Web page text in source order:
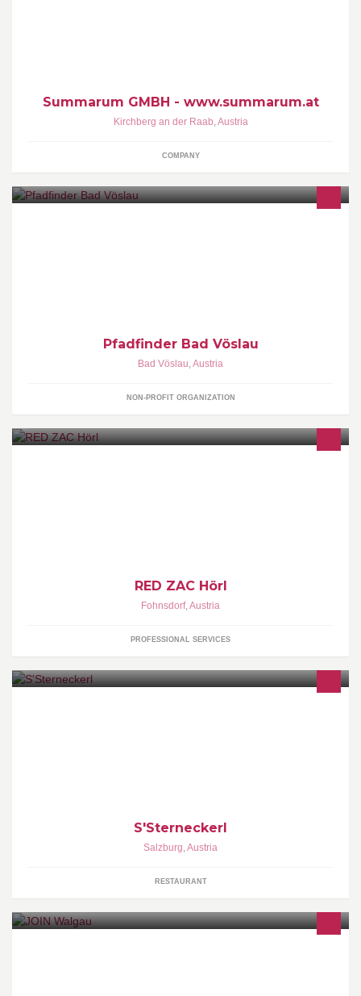
Summarum GMBH - www.summarum.at
Kirchberg an der Raab,Austria
COMPANY
Pfadfinder Bad Vöslau
Bad Vöslau,Austria
NON-PROFIT ORGANIZATION
RED ZAC Hörl
Fohnsdorf,Austria
PROFESSIONAL SERVICES
S'Sterneckerl
Salzburg,Austria
RESTAURANT